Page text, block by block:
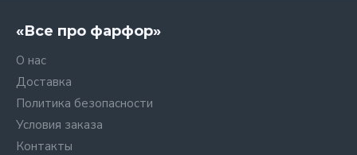
«Все про фарфор»
О нас
Доставка
Политика безопасности
Условия заказа
Контакты